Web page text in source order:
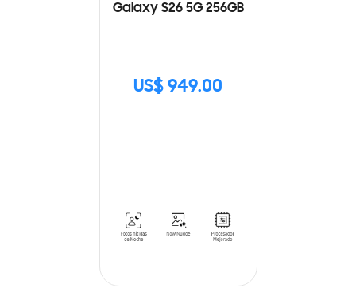
Galaxy S26 5G 256GB
US$ 949.00